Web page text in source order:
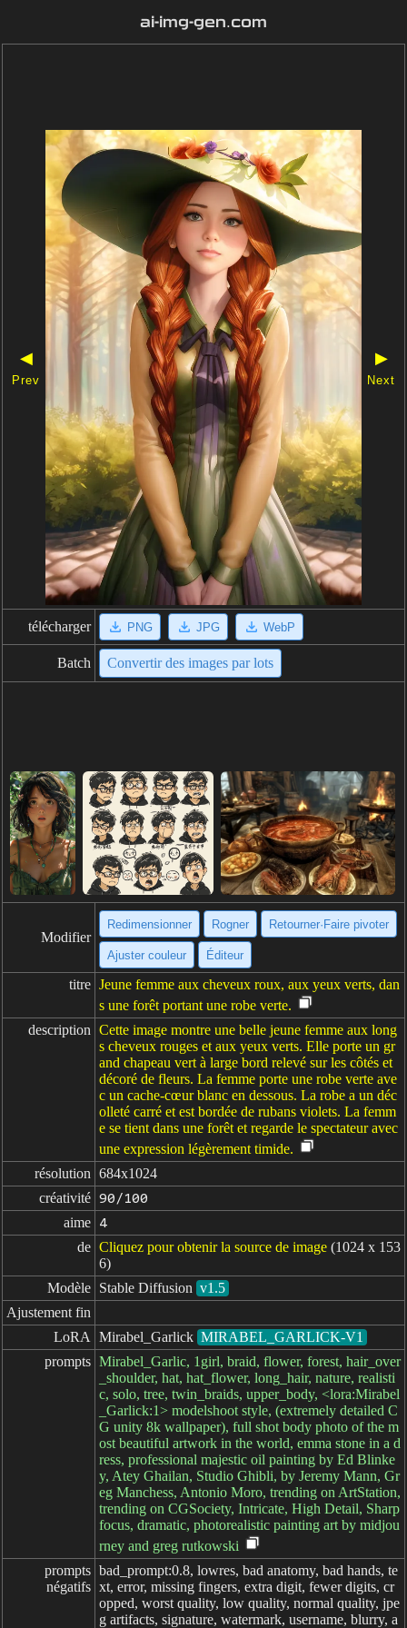
ai-img-gen.com
◀
Prev
▶
Next
télécharger PNG JPG WebP
Batch Convertir des images par lots
Modifier
Redimensionner Rogner Retourner·Faire pivoter
Ajuster couleur Éditeur
titre Jeune femme aux cheveux roux, aux yeux verts, dan
s une forêt portant une robe verte.
description Cette image montre une belle jeune femme aux long
s cheveux rouges et aux yeux verts. Elle porte un gr
and chapeau vert à large bord relevé sur les côtés et
décoré de fleurs. La femme porte une robe verte ave
c un cache-cœur blanc en dessous. La robe a un déc
olleté carré et est bordée de rubans violets. La femm
e se tient dans une forêt et regarde le spectateur avec
une expression légèrement timide.
résolution 684x1024
créativité 90/100
aime 4
de Cliquez pour obtenir la source de image (1024 x 153
6)
Modèle Stable Diffusion v1.5
Ajustement fin
LoRA
Mirabel_Garlick MIRABEL_GARLICK-V1
prompts Mirabel_Garlic, 1girl, braid, flower, forest, hair_over
_shoulder, hat, hat_flower, long_hair, nature, realisti
c, solo, tree, twin_braids, upper_body, <lora:Mirabel
_Garlick:1> modelshoot style, (extremely detailed C
G unity 8k wallpaper), full shot body photo of the m
ost beautiful artwork in the world, emma stone in a d
ress, professional majestic oil painting by Ed Blinke
y, Atey Ghailan, Studio Ghibli, by Jeremy Mann, Gr
eg Manchess, Antonio Moro, trending on ArtStation,
trending on CGSociety, Intricate, High Detail, Sharp
focus, dramatic, photorealistic painting art by midjou
rney and greg rutkowski
prompts
négatifs
bad_prompt:0.8, lowres, bad anatomy, bad hands, te
xt, error, missing fingers, extra digit, fewer digits, cr
opped, worst quality, low quality, normal quality, jpe
g artifacts, signature, watermark, username, blurry, a